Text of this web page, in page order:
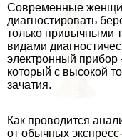
Современные
диагностировать
только привычными
видами
электронный
который с высокой
зачатия.
Как проводится
от обычных